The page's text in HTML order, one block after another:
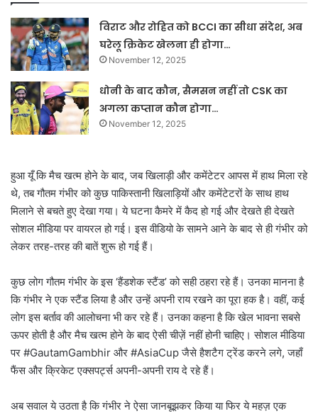
विराट और रोहित को BCCI का सीधा संदेश, अब
घरेलू क्रिकेट खेलना ही होगा…
November 12, 2025
धोनी के बाद कौन, सैमसन नहीं तो CSK का
अगला कप्तान कौन होगा…
November 12, 2025
हुआ यूँ कि मैच खत्म होने के बाद, जब खिलाड़ी और कमेंटेटर आपस में हाथ मिला रहे
थे, तब गौतम गंभीर को कुछ पाकिस्तानी खिलाड़ियों और कमेंटेटरों के साथ हाथ
मिलाने से बचते हुए देखा गया। ये घटना कैमरे में कैद हो गई और देखते ही देखते
सोशल मीडिया पर वायरल हो गई। इस वीडियो के सामने आने के बाद से ही गंभीर को
लेकर तरह-तरह की बातें शुरू हो गई हैं।
कुछ लोग गौतम गंभीर के इस ‘हैंडशेक स्टैंड’ को सही ठहरा रहे हैं। उनका मानना है
कि गंभीर ने एक स्टैंड लिया है और उन्हें अपनी राय रखने का पूरा हक है। वहीं, कई
लोग इस बर्ताव की आलोचना भी कर रहे हैं। उनका कहना है कि खेल भावना सबसे
ऊपर होती है और मैच खत्म होने के बाद ऐसी चीज़ें नहीं होनी चाहिए। सोशल मीडिया
पर #GautamGambhir और #AsiaCup जैसे हैशटैग ट्रेंड करने लगे, जहाँ
फैंस और क्रिकेट एक्सपर्ट्स अपनी-अपनी राय दे रहे हैं।
अब सवाल ये उठता है कि गंभीर ने ऐसा जानबूझकर किया या फिर ये महज़ एक